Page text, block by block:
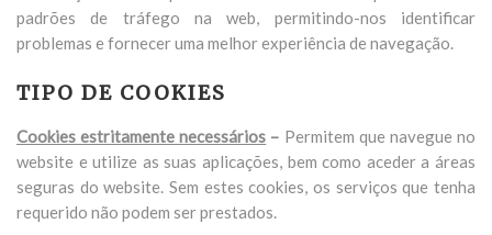
padrões de tráfego na web, permitindo-nos identificar
problemas e fornecer uma melhor experiência de navegação.
TIPO DE COOKIES
Cookies estritamente necessários – Permitem que navegue no
website e utilize as suas aplicações, bem como aceder a áreas
seguras do website. Sem estes cookies, os serviços que tenha
requerido não podem ser prestados.